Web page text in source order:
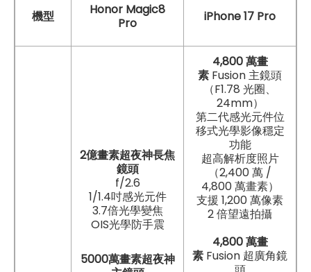
機型
Honor Magic8
Pro
iPhone 17 Pro
2億畫素超夜神長焦
鏡頭
f/2.6
1/1.4吋感光元件
3.7倍光學變焦
OIS光學防手震
5000萬畫素超夜神
4,800 萬畫
素 Fusion 主鏡頭
（F1.78 光圈、
24mm）
第二代感光元件位
移式光學影像穩定
功能
超高解析度照片
（2,400 萬 /
4,800 萬畫素）
支援 1,200 萬像素
2 倍望遠拍攝
4,800 萬畫
素 Fusion 超廣角鏡